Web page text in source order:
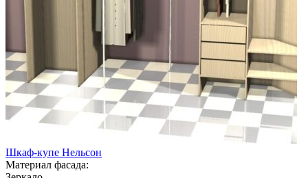
Шкаф-купе Нельсон
Материал фасада: